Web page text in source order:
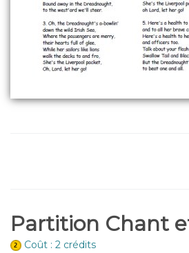
Partition Chant
Coût : 2 crédits